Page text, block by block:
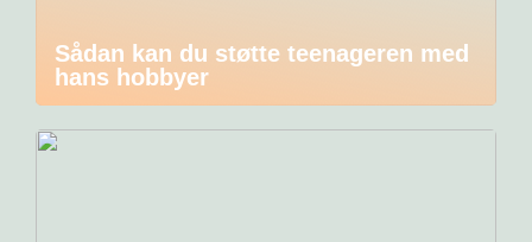
Sådan kan du støtte teenageren med
hans hobbyer